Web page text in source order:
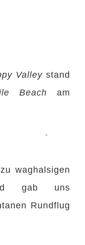
Valley stand
Beach am
waghalsigen
gab uns
Rundflug